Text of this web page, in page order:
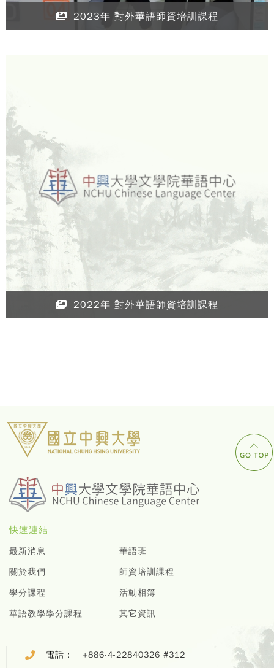
2023年 對外華語師資培訓課程
2022年 對外華語師資培訓課程
快速連結
最新消息
關於我們
學分課程
華語教學學分課程
華語班
師資培訓課程
活動相簿
其它資訊
電話： +886-4-22840326 #312